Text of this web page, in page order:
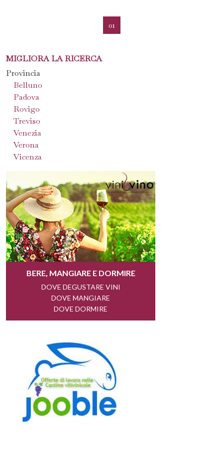
01
MIGLIORA LA RICERCA
Provincia
Belluno
Padova
Rovigo
Treviso
Venezia
Verona
Vicenza